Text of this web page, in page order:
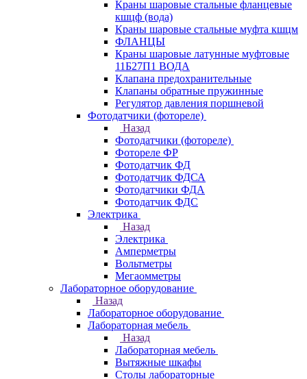
Краны шаровые стальные фланцевые
кшцф (вода)
Краны шаровые стальные муфта кшцм
ФЛАНЦЫ
Краны шаровые латунные муфтовые
11Б27П1 ВОДА
Клапана предохранительные
Клапаны обратные пружинные
Регулятор давления поршневой
Фотодатчики (фотореле)
Назад
Фотодатчики (фотореле)
Фотореле ФР
Фотодатчик ФД
Фотодатчик ФДСА
Фотодатчики ФДА
Фотодатчик ФДС
Электрика
Назад
Электрика
Амперметры
Вольтметры
Мегаомметры
Лабораторное оборудование
Назад
Лабораторное оборудование
Лабораторная мебель
Назад
Лабораторная мебель
Вытяжные шкафы
Столы лабораторные